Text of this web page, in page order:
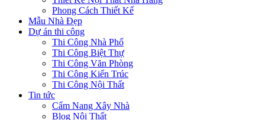
Phong Cách Thiết Kế
Mẫu Nhà Đẹp
Dự án thi công
Thi Công Nhà Phố
Thi Công Biệt Thự
Thi Công Văn Phòng
Thi Công Kiến Trúc
Thi Công Nội Thất
Tin tức
Cẩm Nang Xây Nhà
Blog Nội Thất